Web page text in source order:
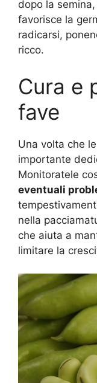
dopo la
favorisce la
radicarsi,
ricco.
Cura e
fave
Una volta che
importante
Monitoratele
eventuali
nella
che aiuta a
limitare la